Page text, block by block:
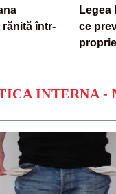
într-
Legea
ce
INTERNA -